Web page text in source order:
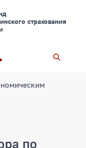
страхования
по